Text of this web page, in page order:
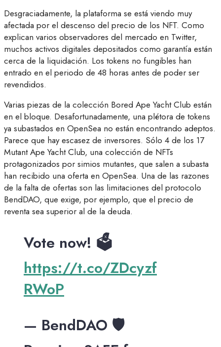
Desgraciadamente, la plataforma se está viendo muy
afectada por el descenso del precio de los NFT. Como
explican varios observadores del mercado en Twitter,
muchos activos digitales depositados como garantía están
cerca de la liquidación. Los tokens no fungibles han
entrado en el periodo de 48 horas antes de poder ser
revendidos.
Varias piezas de la colección Bored Ape Yacht Club están
en el bloque. Desafortunadamente, una plétora de tokens
ya subastados en OpenSea no están encontrando adeptos.
Parece que hay escasez de inversores. Sólo 4 de los 17
Mutant Ape Yacht Club, una colección de NFTs
protagonizados por simios mutantes, que salen a subasta
han recibido una oferta en OpenSea. Una de las razones
de la falta de ofertas son las limitaciones del protocolo
BendDAO, que exige, por ejemplo, que el precio de
reventa sea superior al de la deuda.
Vote now! 🗳️
https://t.co/ZDcyzf
RWoP
— BendDAO 🛡️